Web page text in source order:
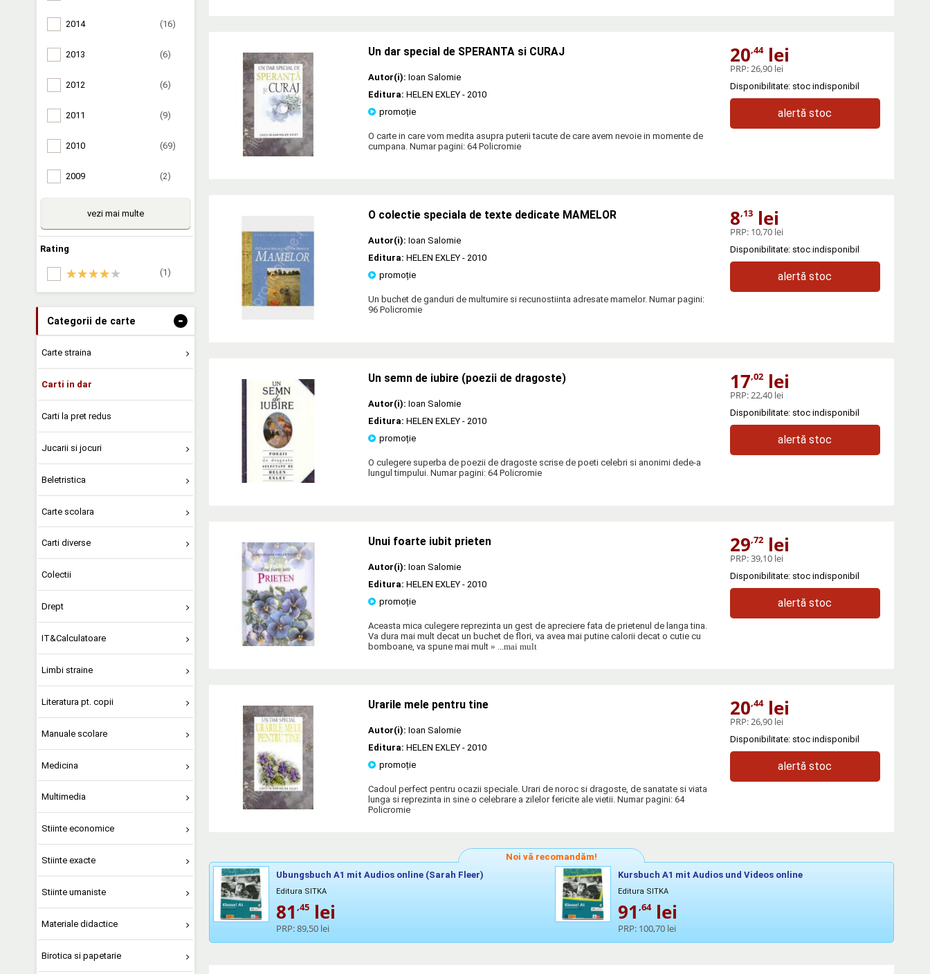
2014 (16)
2013 (6)
2012 (6)
2011 (9)
2010 (69)
2009 (2)
vezi mai multe
Rating
(1)
Categorii de carte -
Carte straina
Carti in dar
Carti la pret redus
Jucarii si jocuri
Beletristica
Carte scolara
Carti diverse
Colectii
Drept
IT&Calculatoare
Limbi straine
Literatura pt. copii
Manuale scolare
Medicina
Multimedia
Stiinte economice
Stiinte exacte
Stiinte umaniste
Materiale didactice
Birotica si papetarie
Un dar special de SPERANTA si CURAJ
Autor(i): Ioan Salomie
Editura: HELEN EXLEY - 2010
promoție
O carte in care vom medita asupra puterii tacute de care avem nevoie in momente de
cumpana. Numar pagini: 64 Policromie
20,44lei
PRP: 26,90 lei
Disponibilitate: stoc indisponibil
alertă stoc
O colectie speciala de texte dedicate MAMELOR
Autor(i): Ioan Salomie
Editura: HELEN EXLEY - 2010
promoție
Un buchet de ganduri de multumire si recunostiinta adresate mamelor. Numar pagini:
96 Policromie
8,13lei
PRP: 10,70 lei
Disponibilitate: stoc indisponibil
alertă stoc
Un semn de iubire (poezii de dragoste)
Autor(i): Ioan Salomie
Editura: HELEN EXLEY - 2010
promoție
O culegere superba de poezii de dragoste scrise de poeti celebri si anonimi dede-a
lungul timpului. Numar pagini: 64 Policromie
17,02lei
PRP: 22,40 lei
Disponibilitate: stoc indisponibil
alertă stoc
Unui foarte iubit prieten
Autor(i): Ioan Salomie
Editura: HELEN EXLEY - 2010
promoție
Aceasta mica culegere reprezinta un gest de apreciere fata de prietenul de langa tina.
Va dura mai mult decat un buchet de flori, va avea mai putine calorii decat o cutie cu
bomboane, va spune mai mult » ...mai mult
29,72lei
PRP:39,10 lei
Disponibilitate: stoc indisponibil
alertă stoc
Urarile mele pentru tine
Autor(i): Ioan Salomie
Editura: HELEN EXLEY - 2010
promoție
Cadoul perfect pentru ocazii speciale. Urari de noroc si dragoste, de sanatate si viata
lunga si reprezinta in sine o celebrare a zilelor fericite ale vietii. Numar pagini: 64
Policromie
20,44lei
PRP: 26,90 lei
Disponibilitate: stoc indisponibil
alertă stoc
Noi vă recomandăm!
Ubungsbuch A1 mit Audios online (Sarah Fleer)
Editura SITKA
81 ,45 lei
PRP:89,50 lei
Kursbuch A1 mit Audios und Videos online
Editura SITKA
91 ,64lei
PRP: 100,70 lei